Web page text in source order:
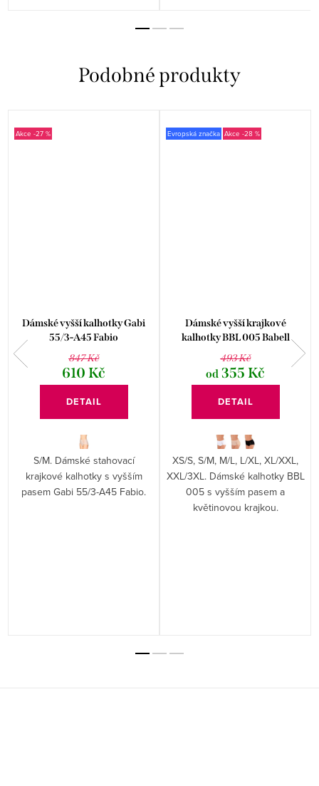
-27 %
Dámské vyšší kalhotky Gabi
55/3-A45 Fabio
847 Kč
610 Kč
DETAIL
S/M. Dámské stahovací
krajkové kalhotky s vyšším
pasem Gabi 55/3-A45 Fabio.
Evropská značka -28 %
Dámské vyšší krajkové
kalhotky BBL 005 Babell
493 Kč
od 355 Kč
DETAIL
XS/S, S/M, M/L, L/XL, XL/XXL,
XXL/3XL. Dámské kalhotky BBL
005 s vyšším pasem a
květinovou krajkou.